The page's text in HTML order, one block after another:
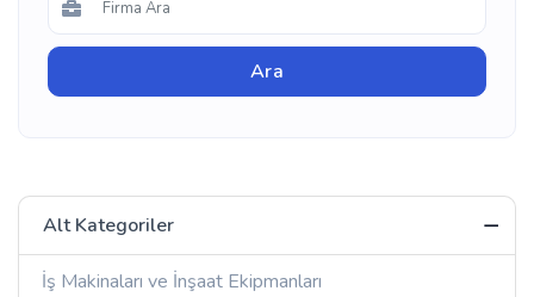
Alt Kategoriler
İş Makinaları ve İnşaat Ekipmanları